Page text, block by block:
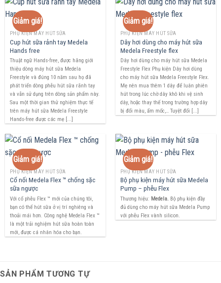
Giảm giá!
PHỤ KIỆN MÁY HÚT SỮA
Cup hút sữa rảnh tay Medela
Hands free
Thuật ngữ Hands-free, được hãng giới
thiệu dòng máy hút sữa Medela
Freestyle và đúng 10 năm sau họ đã
phát triển dòng phễu hút sữa rãnh tay
và vẫn sử dụng trên dòng sản phẩm này.
Sau một thời gian thử nghiệm thực tế
trên máy hút sữa Medela Freestyle
Hands-free được các mẹ [...]
Giảm giá!
PHỤ KIỆN MÁY HÚT SỮA
Dây hơi dùng cho máy hút sữa
Medela Freestyle flex
Dây hơi dùng cho máy hút sữa Medela
Freestyle Flex Phụ kiện Dây hơi dùng
cho máy hút sữa Medela Freestyle Flex.
Mẹ nên mua thêm 1 dây để luân phiên
hút trong lúc chờ dây khô khi vệ sinh
dây, hoặc thay thế trong trường hợp dây
bị đổi màu, ẩm mốc,… Tuyệt đối [...]
Giảm giá!
PHỤ KIỆN MÁY HÚT SỮA
Cổ nối Medela Flex ™ chống sặc
sữa ngược
Với cổ phễu Flex ™ mới của chúng tôi,
bạn có thể hút sữa ở vị trí nghiêng và
thoải mái hơn. Công nghệ Medela Flex ™
là một trải nghiệm hút sữa hoàn toàn
mới, được cá nhân hóa cho bạn.
Giảm giá!
PHỤ KIỆN MÁY HÚT SỮA
Bộ phụ kiện máy hút sữa Medela
Pump – phễu Flex
Thương hiệu: Medela. Bộ phụ kiện đầy
đủ dùng cho máy hút sữa Medela Pump
với phễu Flex vành silicon.
SẢN PHẨM TƯƠNG TỰ